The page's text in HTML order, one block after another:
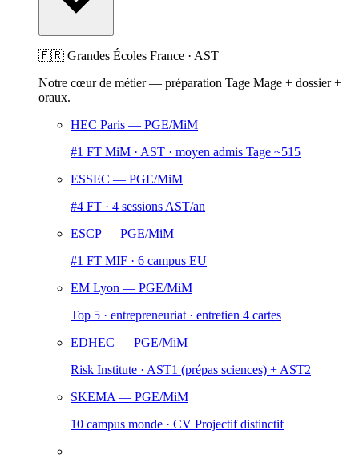
🇫🇷 Grandes Écoles France · AST
Notre cœur de métier — préparation Tage Mage + dossier +
oraux.
HEC Paris — PGE/MiM
#1 FT MiM · AST · moyen admis Tage ~515
ESSEC — PGE/MiM
#4 FT · 4 sessions AST/an
ESCP— PGE/MiM
#1 FT MIF · 6 campus EU
EM Lyon — PGE/MiM
Top 5 · entrepreneuriat · entretien 4 cartes
EDHEC — PGE/MiM
Risk Institute · AST1 (prépas sciences) + AST2
SKEMA — PGE/MiM
10 campus monde · CV Projectif distinctif